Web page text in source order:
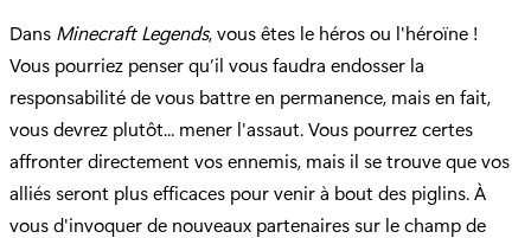
Dans Minecraft Legends, vous êtes le héros ou l'héroïne !
Vous pourriez penser qu’il vous faudra endosser la
responsabilité de vous battre en permanence, mais en fait,
vous devrez plutôt... mener l'assaut. Vous pourrez certes
affronter directement vos ennemis, mais il se trouve que vos
alliés seront plus efficaces pour venir à bout des piglins. À
vous d'invoquer de nouveaux partenaires sur le champ de